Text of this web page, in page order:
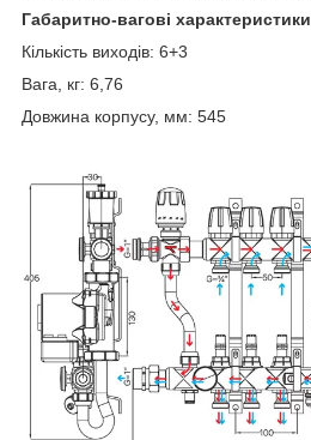
Габаритно-вагові характеристики
Кількість виходів: 6+3
Вага, кг: 6,76
Довжина корпусу, мм: 545